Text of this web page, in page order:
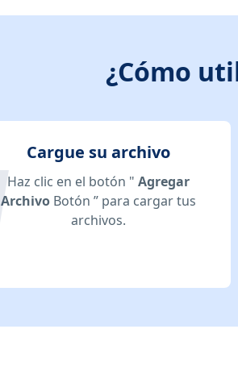
¿Cómo
Cargue su archivo
Haz clic en el botón " Agregar
Archivo Botón ” para cargar tus
archivos.